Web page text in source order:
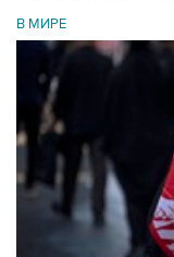
В МИРЕ